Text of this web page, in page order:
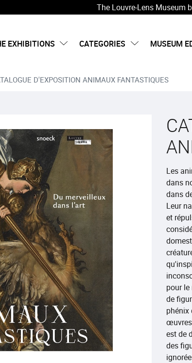
The Louvre-Lens Museum
EXHIBITIONS CATEGORIES MUSEUM
D'EXPOSITION ANIMAUX FANTASTIQUES
Les
dans
dans
Leur
et
pour
de
phénix
œuvres
est de
des